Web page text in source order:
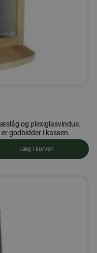
og plexiglasvindue.
godbidder i kassen.
egern
Læg i kurven